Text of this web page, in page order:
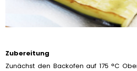
Zubereitung
Zunächst den Backofen auf 175 °C